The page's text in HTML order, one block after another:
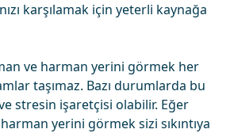
karşılamak için yeterli kaynağa
ve harman yerini görmek her
taşımaz. Bazı durumlarda bu
ve stresin işaretçisi olabilir. Eğer
yerini görmek sizi sıkıntıya